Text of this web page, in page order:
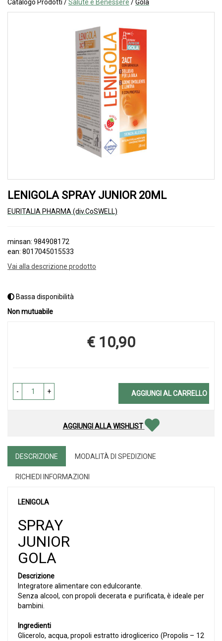
Catalogo Prodotti /Salute e Benessere /Gola
LENIGOLA SPRAY JUNIOR 20ML
EURITALIA PHARMA (div.CoSWELL)
minsan: 984908172
ean: 8017045015533
Vai alla descrizione prodotto
Bassa disponibilità
Non mutuabile
Prezzo
€ 10,90
- + AGGIUNGI AL CARRELLO
AGGIUNGI ALLA WISHLIST
DESCRIZIONE MODALITÀ DI SPEDIZIONE
RICHIEDI INFORMAZIONI
LENIGOLA
SPRAY
JUNIOR
GOLA
Descrizione
Integratore alimentare con edulcorante.
Senza alcool, con propoli decerata e purificata, è ideale per
bambini.
Ingredienti
Glicerolo, acqua, propoli estratto idroglicerico (Propolis – 12